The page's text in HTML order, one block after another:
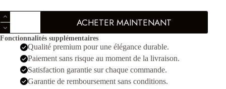
quantité
de
Day-
Date
Marron
ACHETER MAINTENANT
Fonctionnalités supplémentaires
Qualité premium pour une élégance durable.
Paiement sans risque au moment de la livraison.
Satisfaction garantie sur chaque commande.
Garantie de remboursement sans conditions.